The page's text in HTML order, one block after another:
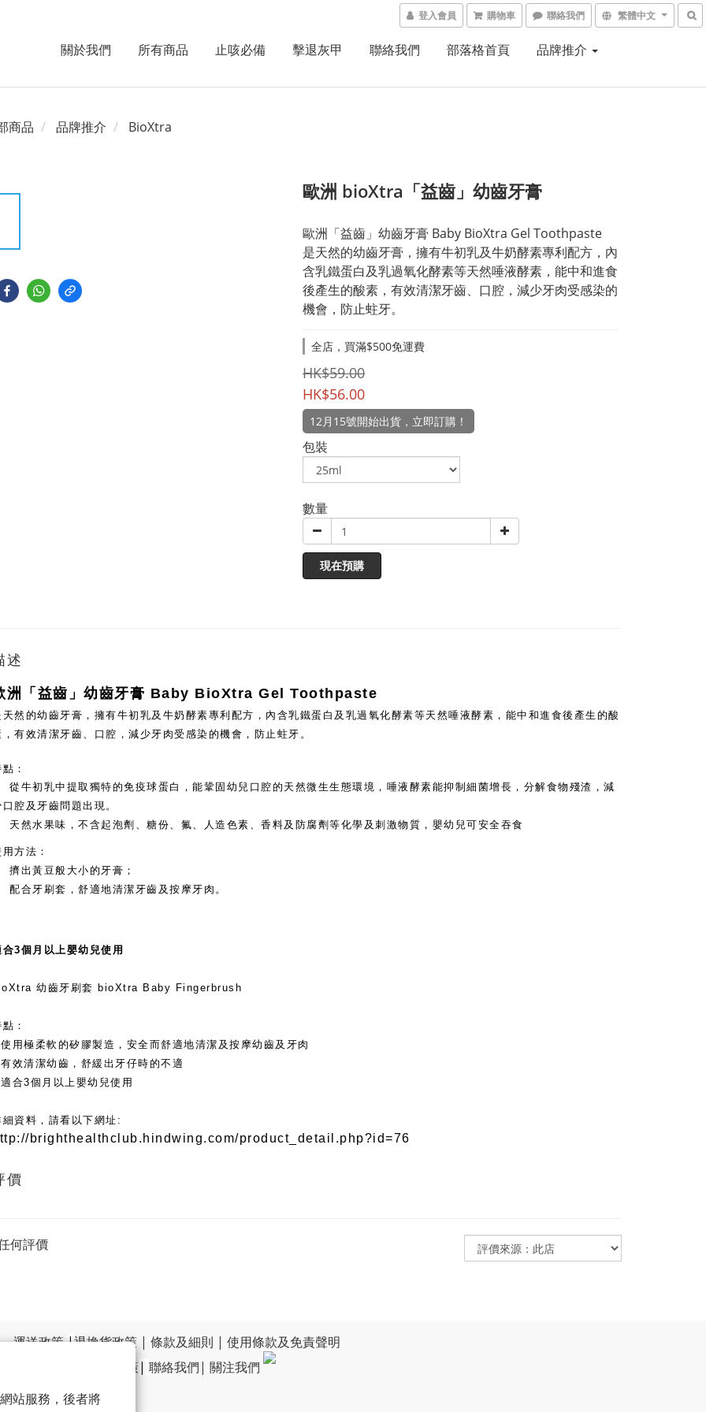
站服務，後者將
登入會員 購物車 聯絡我們 繁體中文
關於我們 所有商品 止咳必備 擊退灰甲 聯絡我們 部落格首頁 品牌推介
商品 品牌推介 BioXtra
歐洲 bioXtra「益齒」幼齒牙膏
歐洲「益齒」幼齒牙膏 Baby BioXtra Gel Toothpaste
是天然的幼齒牙膏，擁有牛初乳及牛奶酵素專利配方，內
含乳鐵蛋白及乳過氧化酵素等天然唾液酵素，能中和進食
後產生的酸素，有效清潔牙齒、口腔，減少牙肉受感染的
機會，防止蛀牙。
全店，買滿$500免運費
HK$59.00
HK$56.00
12月15號開始出貨，立即訂購！
包裝
數量
現在預購
述
洲「益齒」幼齒牙膏 Baby BioXtra Gel Toothpaste
天然的幼齒牙膏，擁有牛初乳及牛奶酵素專利配方，內含乳鐵蛋白及乳過氧化酵素等天然唾液酵素，能中和進食後產生的酸
，有效清潔牙齒、口腔，減少牙肉受感染的機會，防止蛀牙。
：
從牛初乳中提取獨特的免疫球蛋白，能鞏固幼兒口腔的天然微生生態環境，唾液酵素能抑制細菌增長，分解食物殘渣，減
腔及牙齒問題出現。
天然水果味，不含起泡劑、糖份、氟、人造色素、香料及防腐劑等化學及刺激物質，嬰幼兒可安全吞食
方法：
擠出黃豆般大小的牙膏；
配合牙刷套，舒適地清潔牙齒及按摩牙肉。
合3個月以上嬰幼兒使用
幼齒牙刷套 bioXtra Baby Fingerbrush
點：
用極柔軟的矽膠製造，安全而舒適地清潔及按摩幼齒及牙肉
效清潔幼齒，舒緩出牙仔時的不適
合3個月以上嬰幼兒使用
細資料，請看以下網址:
brighthealthclub.hindwing.com/product_detail.php?id=76
價
何評價
運送政策|退換貨政策| 條款及細則 | 使用條款及免責聲明
私隱政策| 聯絡我們| 關注我們